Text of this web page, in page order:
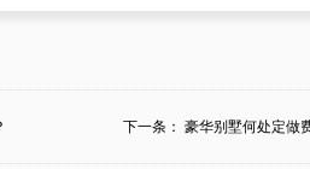
，诚信可依赖！下一条： 豪华别墅何处定做